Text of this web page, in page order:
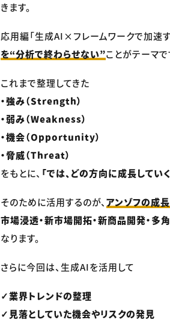
きます。
応用編「生成AI×フレームワークで加速
を“分析で終わらせない”ことがテーマで
これまで整理してきた
・強み（Strength）
・弱み（Weakness）
・機会（Opportunity）
・脅威（Threat）
をもとに、 「では、どの方向に成長してい
そのために活用するのが、 アンゾフの成
市場浸透・新市場開拓・新商品開発・多
なります。
さらに今回は、生成AIを活用して
✓業界トレンドの整理
✓見落としていた機会やリスクの発見